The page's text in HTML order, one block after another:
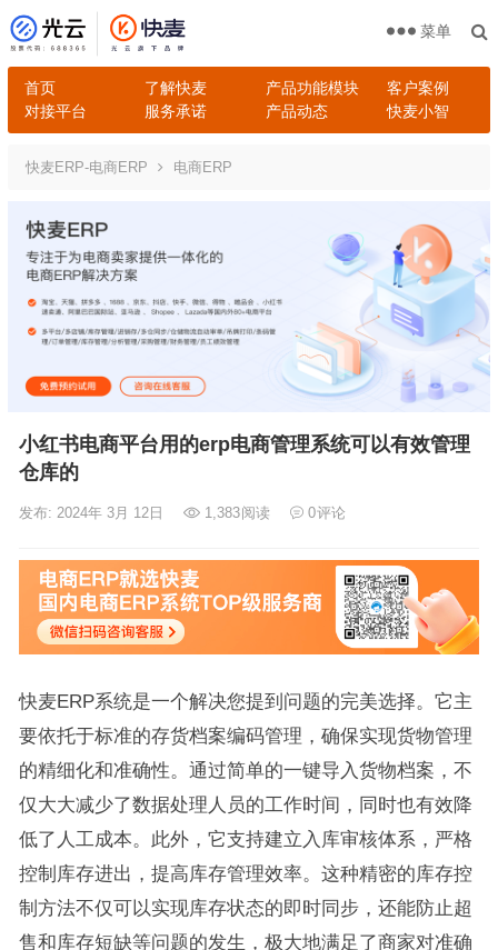
首页 了解快麦 产品功能模块
客户案例
对接平台
服务承诺 产品动态 快麦小智
菜单
快麦ERP-电商ERP 电商ERP
小红书电商平台用的erp电商管理系统可以有效管理
仓库的
发布: 2024年 3月 12日 1,383阅读 0评论
快麦ERP系统是一个解决您提到问题的完美选择。它主
要依托于标准的存货档案编码管理，确保实现货物管理
的精细化和准确性。通过简单的一键导入货物档案，不
仅大大减少了数据处理人员的工作时间，同时也有效降
低了人工成本。此外，它支持建立入库审核体系，严格
控制库存进出，提高库存管理效率。这种精密的库存控
制方法不仅可以实现库存状态的即时同步，还能防止超
售和库存短缺等问题的发生，极大地满足了商家对准确